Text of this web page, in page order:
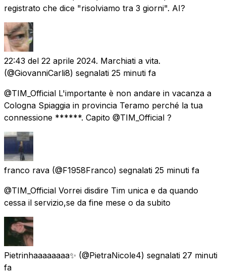
registrato che dice "risolviamo tra 3 giorni". AI?
22:43 del 22 aprile 2024. Marchiati a vita.
(@GiovanniCarli8) segnalati 25 minuti fa
@TIM_Official L'importante è non andare in vacanza a
Cologna Spiaggia in provincia Teramo perché la tua
connessione ******. Capito @TIM_Official ?
franco rava (@F1958Franco) segnalati 25 minuti fa
@TIM_Official Vorrei disdire Tim unica e da quando
cessa il servizio,se da fine mese o da subito
Pietrinhaaaaaaaa✨ (@PietraNicole4) segnalati 27 minuti
fa